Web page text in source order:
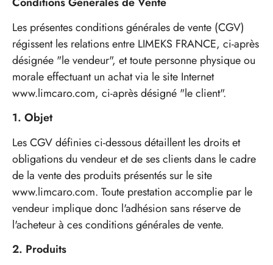
Les présentes conditions générales de vente (CGV)
régissent les relations entre LIMEKS FRANCE, ci-après
désignée "le vendeur", et toute personne physique ou
morale effectuant un achat via le site Internet
www.limcaro.com, ci-après désigné "le client".
1. Objet
Les CGV définies ci-dessous détaillent les droits et
obligations du vendeur et de ses clients dans le cadre
de la vente des produits présentés sur le site
www.limcaro.com. Toute prestation accomplie par le
vendeur implique donc l'adhésion sans réserve de
l'acheteur à ces conditions générales de vente.
2. Produits